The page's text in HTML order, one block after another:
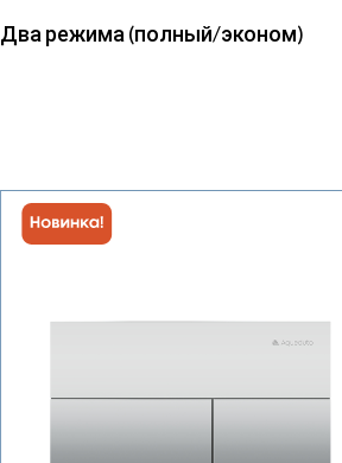
Два режима (полный/эконом)